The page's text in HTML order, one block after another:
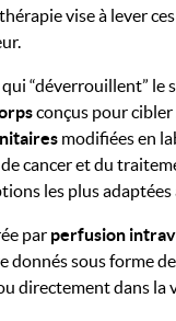
vise à lever
qui “déverrouillent” le
conçus pour
modifiées en
cancer et du
les plus
par perfusion
sous forme
directement dans la